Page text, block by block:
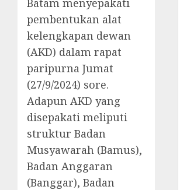
pembentukan alat
kelengkapan dewan
(AKD) dalam rapat
paripurna Jumat
(27/9/2024) sore.
Adapun AKD yang
disepakati meliputi
struktur Badan
Musyawarah (Bamus),
Badan Anggaran
(Banggar), Badan